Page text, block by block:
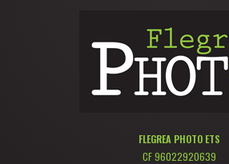
FLEGREA PHOTO ETS
CF 96022920639